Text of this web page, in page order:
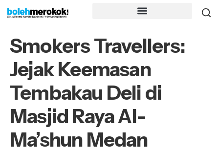
Smokers Travellers:
Jejak Keemasan
Tembakau Deli di
Masjid Raya Al-
Ma’shun Medan